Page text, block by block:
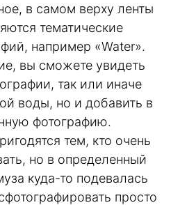
в самом верху ленты
тематические
например «Water».
вы сможете увидеть
так или иначе
воды, но и добавить в
фотографию.
тем, кто очень
но в определенный
куда-то подевалась
просто